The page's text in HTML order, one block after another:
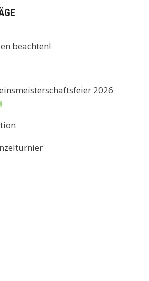
beachten!
2026